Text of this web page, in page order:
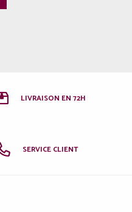
LIVRAISON EN 72H
SERVICE CLIENT